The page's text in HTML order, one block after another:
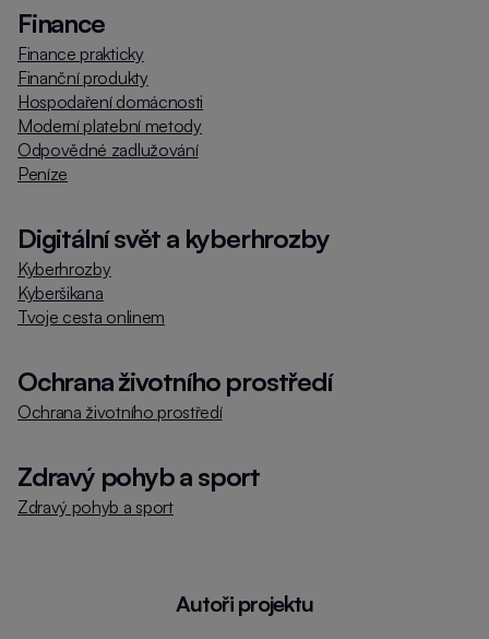
Finance
Finance prakticky
Finanční produkty
Hospodaření domácnosti
Moderní platební metody
Odpovědné zadlužování
Peníze
Digitální svět a kyberhrozby
Kyberhrozby
Kyberšikana
Tvoje cesta onlinem
Ochrana životního prostředí
Ochrana životního prostředí
Zdravý pohyb a sport
Zdravý pohyb a sport
Autoři projektu